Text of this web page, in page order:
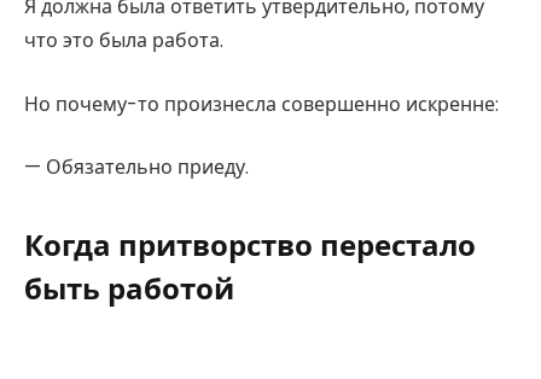
Я должна была ответить утвердительно, потому
что это была работа.
Но почему-то произнесла совершенно искренне:
— Обязательно приеду.
Когда притворство перестало
быть работой